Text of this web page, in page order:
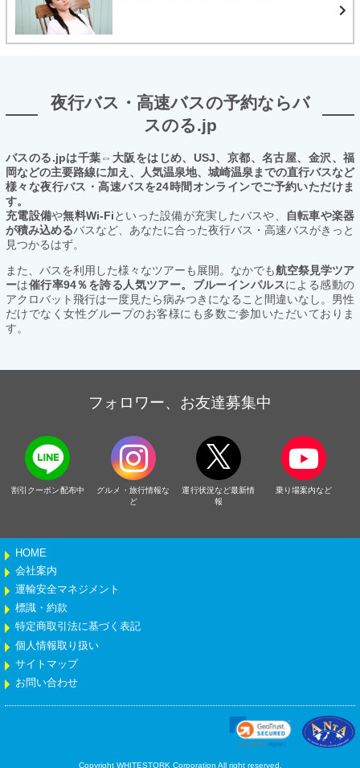
夜行バス・高速バスの予約ならバ
スのる.jp
バスのる.jpは千葉⇔大阪をはじめ、USJ、京都、名古屋、金沢、福
岡などの主要路線に加え、人気温泉地、城崎温泉までの直行バスなど
様々な夜行バス・高速バスを24時間オンラインでご予約いただけま
す。
充電設備や無料Wi-Fiといった設備が充実したバスや、
自転車や楽器
が積み込めるバスなど、あなたに合った夜行バス・高速バスがきっと
見つかるはず。
また、バスを利用した様々なツアーも展開。なかでも航空祭見学ツア
ーは催行率94％を誇る人気ツアー。ブルーインパルスによる感動の
アクロバット飛行は一度見たら病みつきになること間違いなし。男性
だけでなく女性グループのお客様にも多数ご参加いただいておりま
す。
フォロワー、お友達募集中
割引クーポン配布中
グルメ・旅行情報な
ど
運行状況など最新情
報
乗り場案内など
HOME
会社案内
運輸安全マネジメント
標識・約款
特定商取引法に基づく表記
個人情報取り扱い
サイトマップ
お問い合わせ
Copyright WHITESTORK Corporation All right reserved.